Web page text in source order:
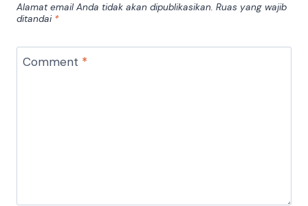
Alamat email Anda tidak akan dipublikasikan. Ruas yang wajib
ditandai *
Comment *